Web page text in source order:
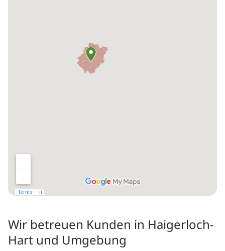
Wir betreuen Kunden in Haigerloch-
Hart und Umgebung